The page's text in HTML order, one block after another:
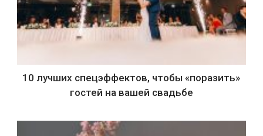
10 лучших спецэффектов, чтобы «поразить»
гостей на вашей свадьбе